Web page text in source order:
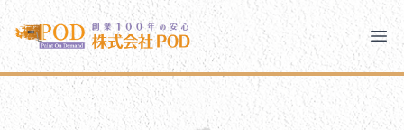
メインコンテンツにスキップ
株式会社ペイント・オン・デマンド
千葉の外壁塗装・屋根塗装なら創業100年の安心 ペイン
株式会社ペイント・オン・デマンド
モバイルメニュー
PODのまちづくり 安心の取り組み